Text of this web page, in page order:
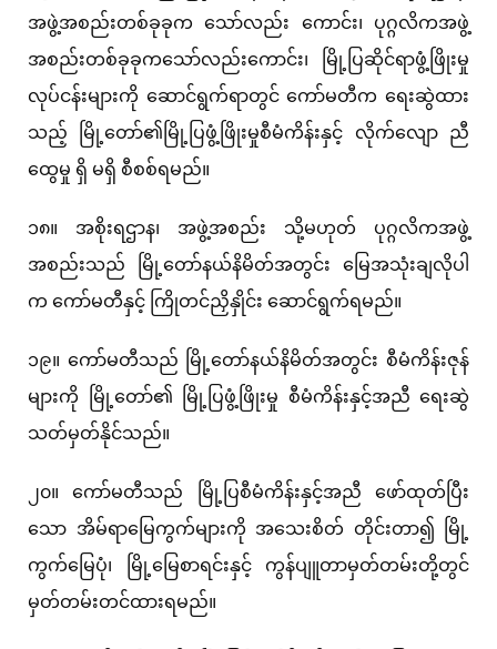
အဖွဲ့အစည်းတစ်ခုခုက သော်လည်း ကောင်း၊ ပုဂ္ဂလိကအဖွဲ့
အစည်းတစ်ခုခုကသော်လည်းကောင်း၊ မြို့ပြဆိုင်ရာဖွံ့ဖြိုးမှု
လုပ်ငန်းများကို ဆောင်ရွက်ရာတွင် ကော်မတီက ရေးဆွဲထား
သည့် မြို့တော်၏မြို့ပြဖွံ့ဖြိုးမှုစီမံကိန်းနှင့် လိုက်လျော ညီ
ထွေမှု ရှိ မရှိ စီစစ်ရမည်။
၁၈။ အစိုးရဌာန၊ အဖွဲ့အစည်း သို့မဟုတ် ပုဂ္ဂလိကအဖွဲ့
အစည်းသည် မြို့တော်နယ်နိမိတ်အတွင်း မြေအသုံးချလိုပါ
က ကော်မတီနှင့် ကြိုတင်ညှိနှိုင်း ဆောင်ရွက်ရမည်။
၁၉။ ကော်မတီသည် မြို့တော်နယ်နိမိတ်အတွင်း စီမံကိန်းဇုန်
များကို မြို့တော်၏ မြို့ပြဖွံ့ဖြိုးမှု စီမံကိန်းနှင့်အညီ ရေးဆွဲ
သတ်မှတ်နိုင်သည်။
၂၀။ ကော်မတီသည် မြို့ပြစီမံကိန်းနှင့်အညီ ဖော်ထုတ်ပြီး
သော အိမ်ရာမြေကွက်များကို အသေးစိတ် တိုင်းတာ၍ မြို့
ကွက်မြေပုံ၊ မြို့မြေစာရင်းနှင့် ကွန်ပျူတာမှတ်တမ်းတို့တွင်
မှတ်တမ်းတင်ထားရမည်။